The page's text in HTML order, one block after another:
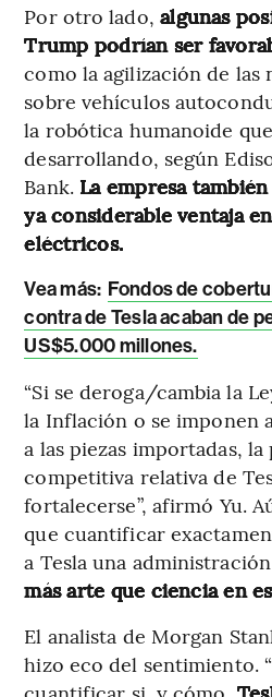
Por otro lado, algunas
Trump podrían ser
como la agilización de las
sobre vehículos
la robótica humanoide
desarrollando, según
Bank.La empresa
ya considerable ventaja
eléctricos.
Vea más: Fondos de
contra de Tesla acaban de
US$5.000 millones.
“Si se deroga/cambia la
la Inflación o se imponen
a las piezas importadas,
competitiva relativa de
fortalecerse”, afirmó Yu.
que cuantificar
a Tesla una
más arte que ciencia en
El analista de Morgan
hizo eco del sentimiento.
cuantificar si, y cómo,